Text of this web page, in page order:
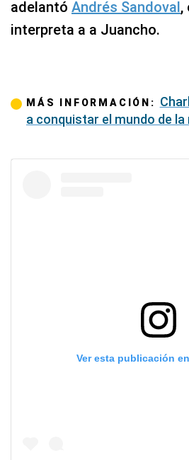
adelantó Andrés Sandoval,
interpreta a a Juancho.
MÁS INFORMACIÓN:
a conquistar el mundo de
Ver esta publicación